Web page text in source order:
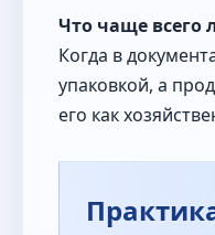
Что чаще всего
Когда в
упаковкой, а
его как